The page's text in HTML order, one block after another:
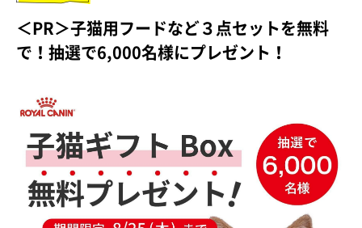
＜PR＞子猫用フードなど３点セットを無料
で！抽選で6,000名様にプレゼント！